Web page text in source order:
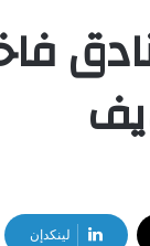
10
لينكدإن